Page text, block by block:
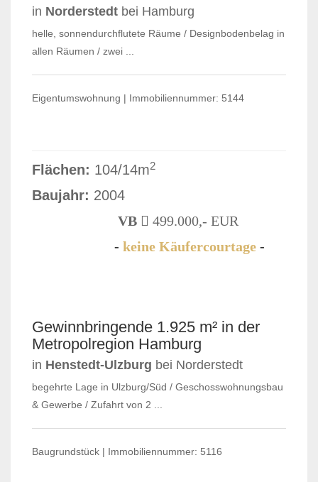
in Norderstedt bei Hamburg
helle, sonnendurchflutete Räume / Designbodenbelag in
allen Räumen / zwei ...
Eigentumswohnung | Immobiliennummer: 5144
Flächen: 104/14m2
Baujahr: 2004
VB
499.000,- EUR
- keine Käufercourtage -
VERKAUFT
Gewinnbringende 1.925 m² in der
Metropolregion Hamburg
in Henstedt-Ulzburg bei Norderstedt
begehrte Lage in Ulzburg/Süd / Geschosswohnungsbau
& Gewerbe / Zufahrt von 2 ...
Baugrundstück | Immobiliennummer: 5116